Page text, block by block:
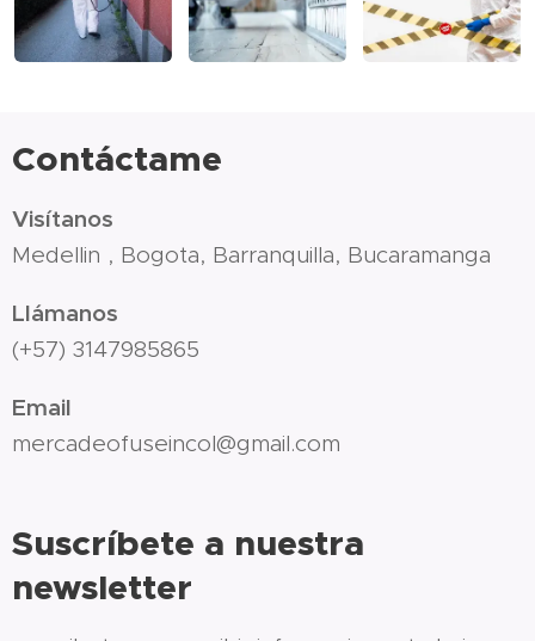
Contáctame
Visítanos
Medellin , Bogota, Barranquilla, Bucaramanga
Llámanos
(+57) 3147985865
Email
mercadeofuseincol@gmail.com
Suscríbete a nuestra
newsletter